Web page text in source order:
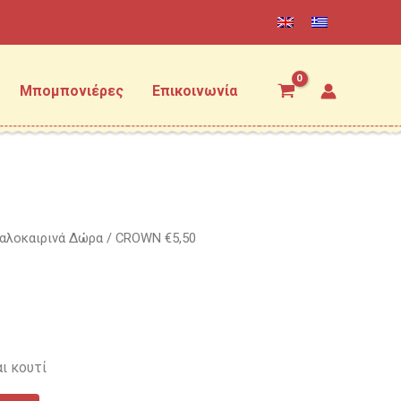
Μπομπονιέρες Επικοινωνία
Δώρα / CROWN €5,50
κουτί